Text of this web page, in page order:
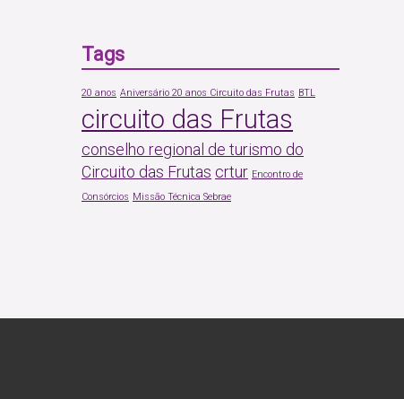
Tags
20 anos Aniversário 20 anos Circuito das Frutas BTL
circuito das Frutas
conselho regional de turismo do
Circuito das Frutas crtur Encontro de
Consórcios Missão Técnica Sebrae